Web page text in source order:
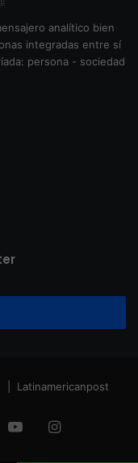
analítico bien
integradas entre sí
persona - sociedad
| Latinamericanpost
YouTubeInstagram